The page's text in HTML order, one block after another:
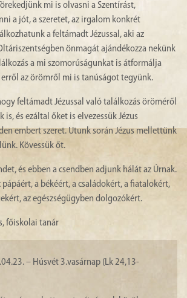
mi is olvasni a Szentírást,
a jót, a szeretet, az irgalom konkrét
a feltámadt Jézussal, aki az
önmagát ajándékozza nekünk
a mi szomorúságunkat is átformálja
az örömről mi is tanúságot tegyünk.
feltámadt Jézussal való találkozás öröméről
is, és ezáltal őket is elvezessük Jézus
embert szeret. Utunk során Jézus mellettünk
Kövessük őt.
és ebben a csendben adjunk hálát az Úrnak.
pápáért, a békéért, a családokért, a fiatalokért,
az egészségügyben dolgozókért.
főiskolai tanár
– Húsvét 3.vasárnap (Lk 24,13-